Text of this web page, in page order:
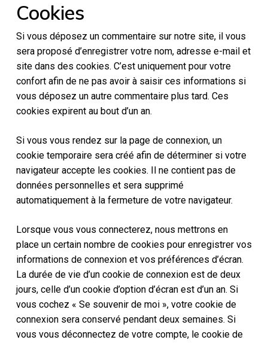
Cookies
Si vous déposez un commentaire sur notre site, il vous
sera proposé d’enregistrer votre nom, adresse e-mail et
site dans des cookies. C’est uniquement pour votre
confort afin de ne pas avoir à saisir ces informations si
vous déposez un autre commentaire plus tard. Ces
cookies expirent au bout d’un an.
Si vous vous rendez sur la page de connexion, un
cookie temporaire sera créé afin de déterminer si votre
navigateur accepte les cookies. Il ne contient pas de
données personnelles et sera supprimé
automatiquement à la fermeture de votre navigateur.
Lorsque vous vous connecterez, nous mettrons en
place un certain nombre de cookies pour enregistrer vos
informations de connexion et vos préférences d’écran.
La durée de vie d’un cookie de connexion est de deux
jours, celle d’un cookie d’option d’écran est d’un an. Si
vous cochez « Se souvenir de moi », votre cookie de
connexion sera conservé pendant deux semaines. Si
vous vous déconnectez de votre compte, le cookie de